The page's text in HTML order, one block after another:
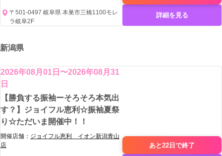
〒501-0497 岐阜県 本巣市三橋1100モレ
ラ岐阜2F
詳細を見る
新潟県
2026年08月01日〜2026年08月31
日
【勝負する振袖ーそろそろ本気出
す？】ジョイフル恵利☆振袖夏祭
り☆ただいま開催中！！
開催店舗： ジョイフル恵利 イオン新潟青山
店
あと22日で終了